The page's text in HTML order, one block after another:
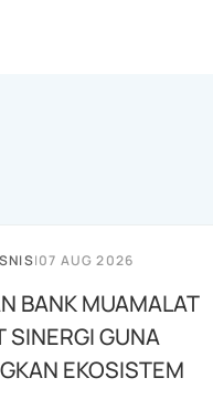
|07 AUG 2026
BANK MUAMALAT
SINERGI GUNA
EKOSISTEM